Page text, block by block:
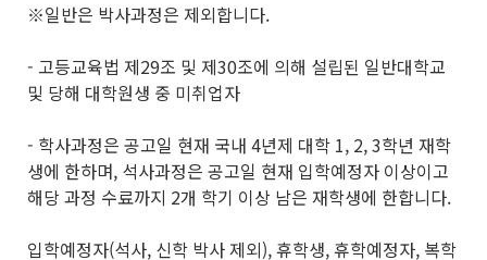
※일반은 박사과정은 제외합니다.
- 고등교육법 제29조 및 제30조에 의해 설립된 일반대학교
및 당해 대학원생 중 미취업자
- 학사과정은 공고일 현재 국내 4년제 대학 1, 2, 3학년 재학
생에 한하며, 석사과정은 공고일 현재 입학예정자 이상이고
해당 과정 수료까지 2개 학기 이상 남은 재학생에 한합니다.
입학예정자(석사, 신학 박사 제외), 휴학생, 휴학예정자, 복학